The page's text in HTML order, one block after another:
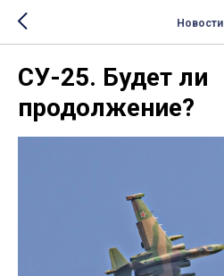
Новости
СУ-25. Будет ли
продолжение?